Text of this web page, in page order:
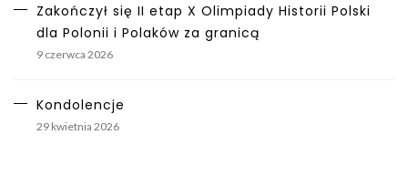
Zakończył się II etap X Olimpiady Historii Polski
dla Polonii i Polaków za granicą
9 czerwca 2026
Kondolencje
29 kwietnia 2026